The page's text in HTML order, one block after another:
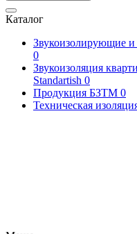
Каталог
Звукоизолирующие и
0
Звукоизоляция
Standartish 0
Продукция БЗТМ 0
Техническая